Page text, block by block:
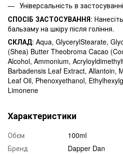
Універсальність в застосуванні
СПОСІБ ЗАСТОСУВАННЯ:
бальзаму на шкіру після гоління.
СКЛАД: Aqua, GlycerylStearate,
(Shea) Butter Theobroma Cacao
Alcohol, Ammonium,
Barbadensis Leaf Extract, Allantoin,
Leaf Oil, Phenoxyethanol,
Limonene
Характеристики
Обєм
100ml
Бренд
Dapper Dan